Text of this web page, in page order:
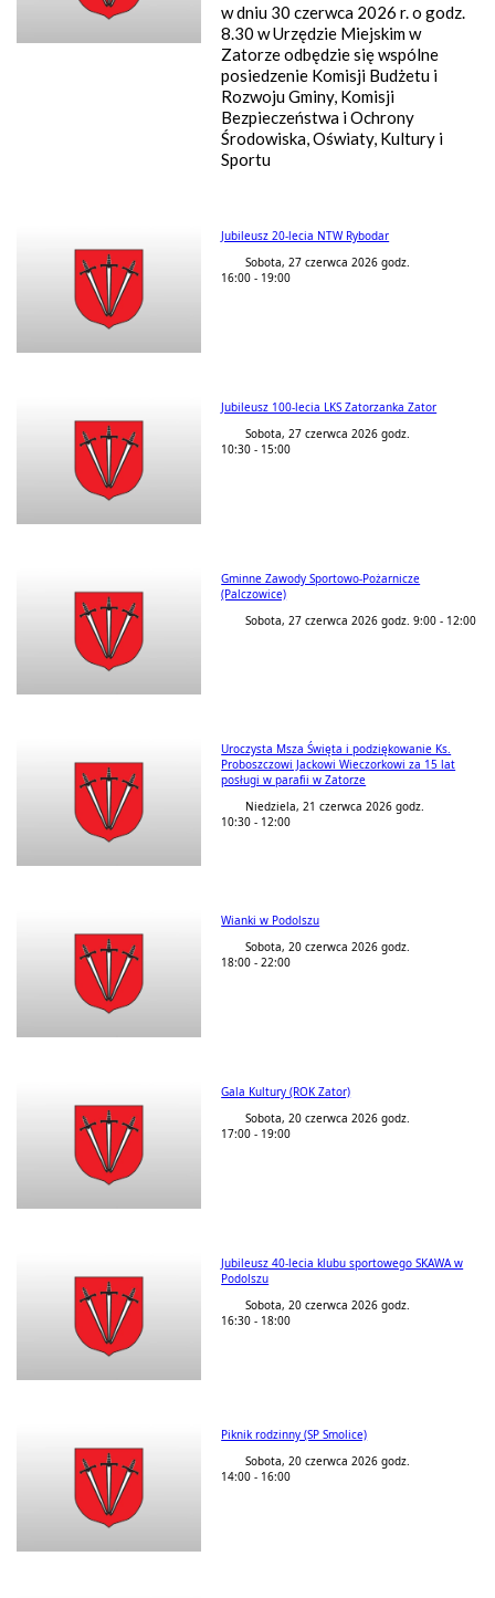
w dniu 30 czerwca 2026 r. o godz.
8.30 w Urzędzie Miejskim w
Zatorze odbędzie się wspólne
posiedzenie Komisji Budżetu i
Rozwoju Gminy, Komisji
Bezpieczeństwa i Ochrony
Środowiska, Oświaty, Kultury i
Sportu
Jubileusz 20-lecia NTW Rybodar
Sobota, 27 czerwca 2026 godz.
16:00 - 19:00
Jubileusz 100-lecia LKS Zatorzanka Zator
Sobota, 27 czerwca 2026 godz.
10:30 - 15:00
Gminne Zawody Sportowo-Pożarnicze
(Palczowice)
Sobota, 27 czerwca 2026 godz. 9:00 - 12:00
Uroczysta Msza Święta i podziękowanie Ks.
Proboszczowi Jackowi Wieczorkowi za 15 lat
posługi w parafii w Zatorze
Niedziela, 21 czerwca 2026 godz.
10:30 - 12:00
Wianki w Podolszu
Sobota, 20 czerwca 2026 godz.
18:00 - 22:00
Gala Kultury (ROK Zator)
Sobota, 20 czerwca 2026 godz.
17:00 - 19:00
Jubileusz 40-lecia klubu sportowego SKAWA w
Podolszu
Sobota, 20 czerwca 2026 godz.
16:30 - 18:00
Piknik rodzinny (SP Smolice)
Sobota, 20 czerwca 2026 godz.
14:00 - 16:00